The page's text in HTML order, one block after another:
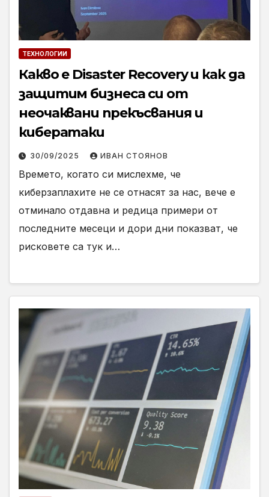
ТЕХНОЛОГИИ
Какво е Disaster Recovery и как да
защитим бизнеса си от
неочаквани прекъсвания и
кибератаки
30/09/2025 ИВАН СТОЯНОВ
Времето, когато си мислехме, че
киберзаплахите не се отнасят за нас, вече е
отминало отдавна и редица примери от
последните месеци и дори дни показват, че
рисковете са тук и…